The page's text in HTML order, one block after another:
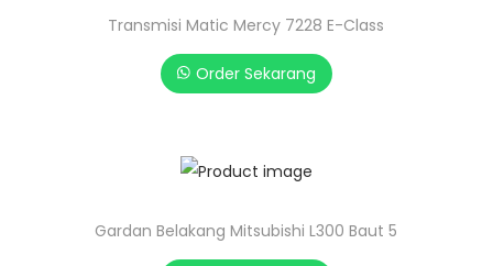
Transmisi Matic Mercy 7228 E-Class
Order Sekarang
Gardan Belakang Mitsubishi L300 Baut 5